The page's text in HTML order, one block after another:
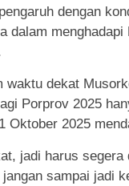
dengan
dalam menghadapi
waktu dekat
Porprov 2025
Oktober 2025
jadi harus segera
sampai jadi